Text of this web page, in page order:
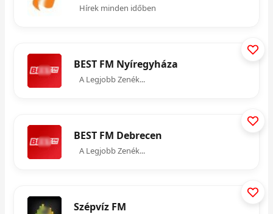
Hírek minden időben
BEST FM Nyíregyháza
A Legjobb Zenék...
BEST FM Debrecen
A Legjobb Zenék...
Szépvíz FM